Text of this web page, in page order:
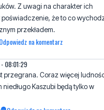
na komentarz
08:01:29
przegrana. Coraz więcej
Odpowiedz na komentarz
jeszcze jakieś